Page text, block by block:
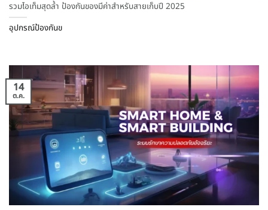
รวมไอเท็มสุดล้ำ ป้องกันของมีค่าสำหรับสายเก็บปี 2025
อุปกรณ์ป้องกันข
14
ต.ค.